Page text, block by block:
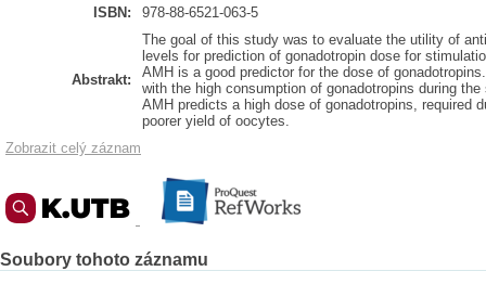
ISBN:
978-88-6521-063-5
Abstrakt:
The goal of this study was to evaluate the utility of
levels for prediction of gonadotropin dose for
AMH is a good predictor for the dose of
with the high consumption of gonadotropins during
AMH predicts a high dose of gonadotropins, required
poorer yield of oocytes.
Zobrazit celý záznam
Soubory tohoto záznamu